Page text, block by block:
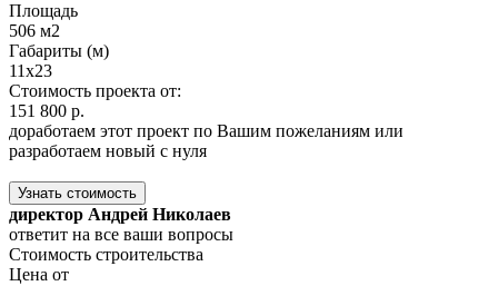
Площадь
506 м2
Габариты (м)
11х23
Стоимость проекта от:
151 800 р.
доработаем этот проект по Вашим пожеланиям или
разработаем новый с нуля
Узнать стоимость
директор Андрей Николаев
ответит на все ваши вопросы
Стоимость строительства
Цена от